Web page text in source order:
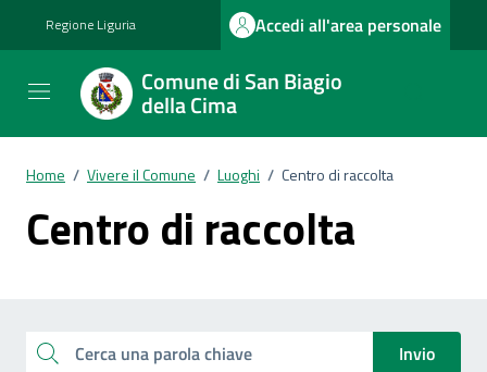
Regione Liguria Accedi all'area personale
Comune di San Biagio
della Cima
Home / Vivere il Comune / Luoghi / Centro di raccolta
Centro di raccolta
Esplora tutti i documenti
Cerca una parola chiave
Invio